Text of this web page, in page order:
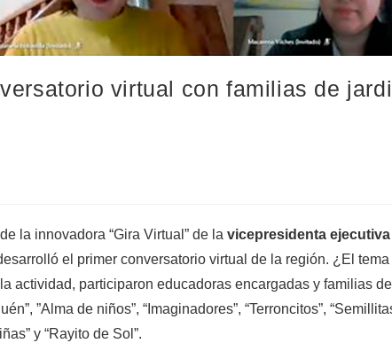
virtual con familias de
la innovadora “Gira Virtual” de la vicepresidenta ejecutiva
el primer conversatorio virtual de la región. ¿El tema
actividad, participaron educadoras encargadas y familias
”Alma de niños”, “Imaginadores”, “Terroncitos”,
y “Rayito de Sol”.